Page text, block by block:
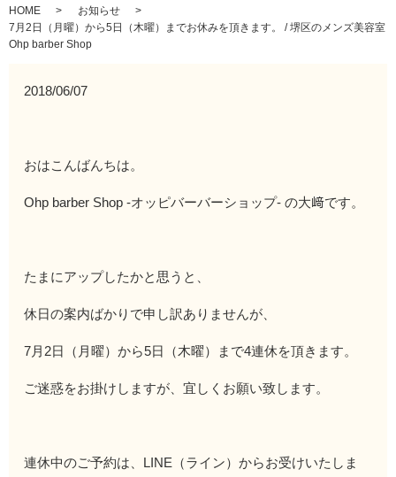
HOME
お知らせ
7月2日（月曜）から5日（木曜）までお休みを頂きます。 / 堺区のメンズ美容室
Ohp barber Shop
2018/06/07
おはこんばんちは。
Ohp barber Shop -オッピバーバーショップ- の大﨑です。
たまにアップしたかと思うと、
休日の案内ばかりで申し訳ありませんが、
7月2日（月曜）から5日（木曜）まで4連休を頂きます。
ご迷惑をお掛けしますが、宜しくお願い致します。
連休中のご予約は、LINE（ライン）からお受けいたしま